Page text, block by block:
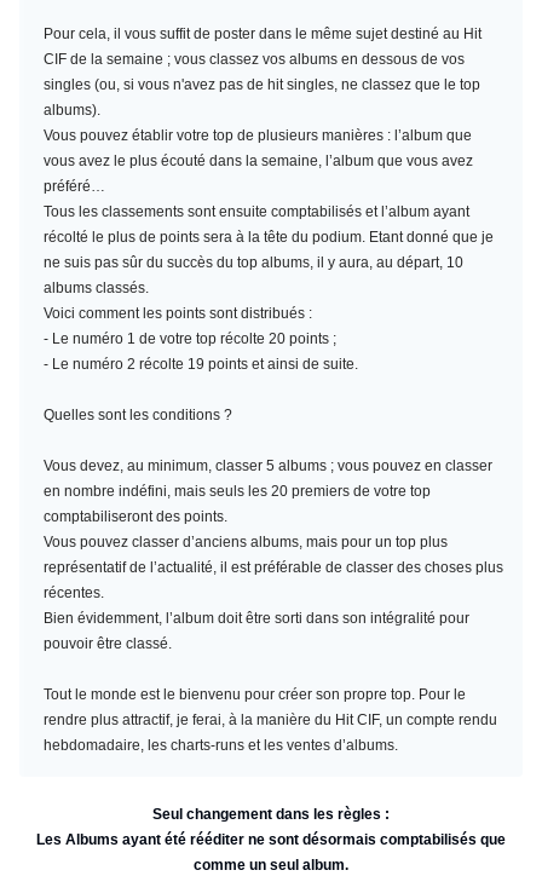
Pour cela, il vous suffit de poster dans le même sujet destiné au Hit
CIF de la semaine ; vous classez vos albums en dessous de vos
singles (ou, si vous n'avez pas de hit singles, ne classez que le top
albums).
Vous pouvez établir votre top de plusieurs manières : l’album que
vous avez le plus écouté dans la semaine, l’album que vous avez
préféré…
Tous les classements sont ensuite comptabilisés et l’album ayant
récolté le plus de points sera à la tête du podium. Etant donné que je
ne suis pas sûr du succès du top albums, il y aura, au départ, 10
albums classés.
Voici comment les points sont distribués :
- Le numéro 1 de votre top récolte 20 points ;
- Le numéro 2 récolte 19 points et ainsi de suite.
Quelles sont les conditions ?
Vous devez, au minimum, classer 5 albums ; vous pouvez en classer
en nombre indéfini, mais seuls les 20 premiers de votre top
comptabiliseront des points.
Vous pouvez classer d’anciens albums, mais pour un top plus
représentatif de l’actualité, il est préférable de classer des choses plus
récentes.
Bien évidemment, l’album doit être sorti dans son intégralité pour
pouvoir être classé.
Tout le monde est le bienvenu pour créer son propre top. Pour le
rendre plus attractif, je ferai, à la manière du Hit CIF, un compte rendu
hebdomadaire, les charts-runs et les ventes d’albums.
Seul changement dans les règles :
Les Albums ayant été rééditer ne sont désormais comptabilisés que
comme un seul album.